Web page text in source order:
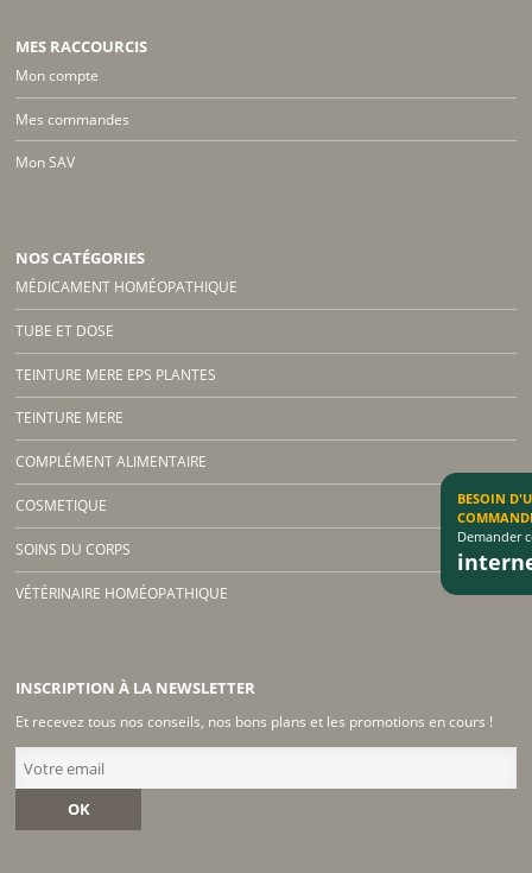
MES RACCOURCIS
Mon compte
Mes commandes
Mon SAV
NOS CATÉGORIES
MÉDICAMENT HOMÉOPATHIQUE
TUBE ET DOSE
TEINTURE MERE EPS PLANTES
TEINTURE MERE
COMPLÉMENT ALIMENTAIRE
COSMETIQUE
SOINS DU CORPS
VÉTÉRINAIRE HOMÉOPATHIQUE
INSCRIPTION À LA NEWSLETTER
Et recevez tous nos conseils, nos bons plans et les promotions en cours !
OK
BESOIN
Demander